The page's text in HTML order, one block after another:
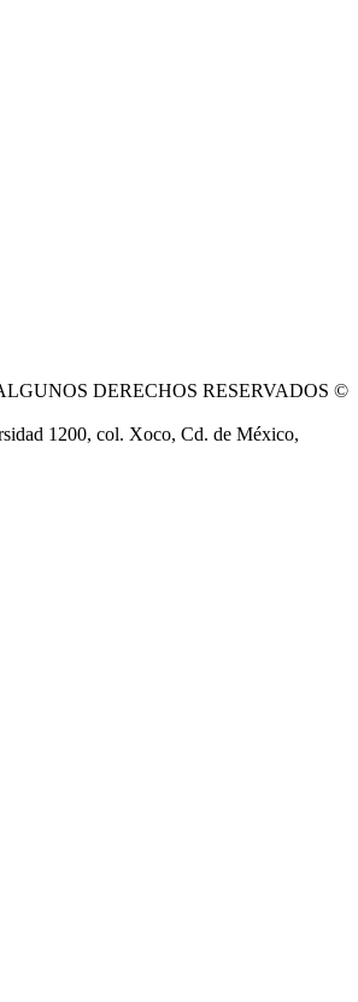
DERECHOS RESERVADOS ©
1200, col. Xoco, Cd. de México,